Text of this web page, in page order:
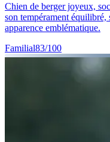
Chien de berger joyeux,
son tempérament équilibré,
apparence emblématique.
Familial83/100